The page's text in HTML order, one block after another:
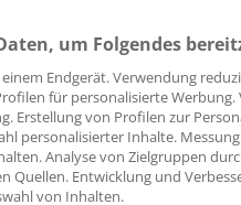
und kostenlos.
um Folgendes
Endgerät. Verwendung
für personalisierte
Erstellung von Profilen zur
personalisierter Inhalte.
Analyse von Zielgruppen
Quellen. Entwicklung und
von Inhalten.